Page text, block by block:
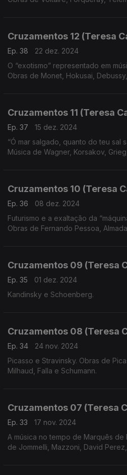
Cruzamentos 12 (Teresa
Ep. 38
22 dez. 2024
O “exotismo” representado em
Obras de Monet, Hokusai,
Cruzamentos 11 (Teresa
Ep. 37
15 dez. 2024
“Ó mar salgado, quanto do teu sal
Música de Wagner, Korsakov,
Cruzamentos 10 (Teresa
Ep. 36
08 dez. 2024
Futurismo e a exaltação da
Obras de Fernando Pessoa,
Cruzamentos 09 (Teresa
Ep. 35
01 dez. 2024
Kandinsky e Schoenberg.
Cruzamentos 08 (Teresa
Ep. 34
24 nov. 2024
Picasso e Stravinsky. Obras de
Milhaud, Falla e Schumann.
Cruzamentos 07 (Teresa
Ep. 33
17 nov. 2024
A música no tempo de Marquês de
de Jommelli, Mazzoni, David